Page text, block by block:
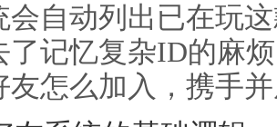
会自动列出已在玩
了记忆复杂ID的麻
友怎么加入，携手